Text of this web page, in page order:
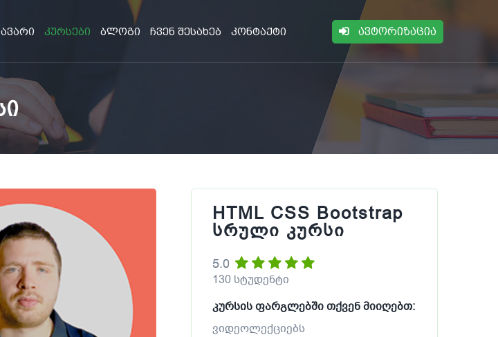
კურსები ბლოგი ჩვენ შესახებ კონტაქტი ავტორიზაცია
HTML CSS Bootstrap
სრული კურსი
5.0
130 სტუდენტი
კურსის ფარგლებში თქვენ მიიღებთ:
ვიდეოლექციებს